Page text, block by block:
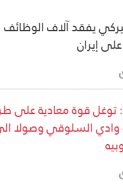
يفقد آلاف الوظائف
إيران
توغل قوة معادية على
السلوقي وصولا